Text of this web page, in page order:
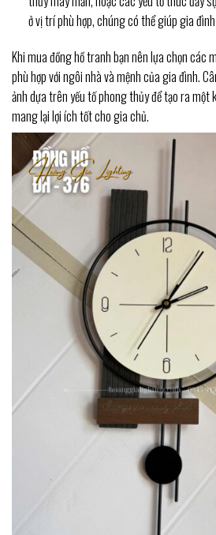
ở vị trí phù hợp, chúng có thể giúp gia
Khi mua đồng hồ tranh bạn nên lựa chọn các
phù hợp với ngôi nhà và mệnh của gia đình.
ảnh dựa trên yếu tố phong thủy để tạo ra một
mang lại lợi ích tốt cho gia chủ.